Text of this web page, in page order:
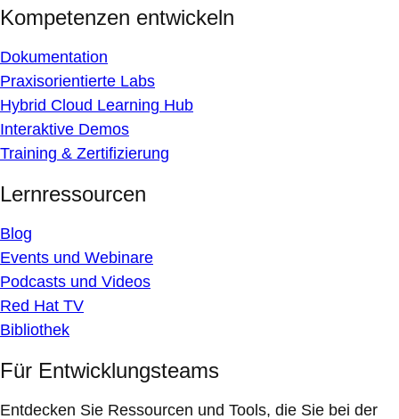
Kompetenzen entwickeln
Dokumentation
Praxisorientierte Labs
Hybrid Cloud Learning Hub
Interaktive Demos
Training & Zertifizierung
Lernressourcen
Blog
Events und Webinare
Podcasts und Videos
Red Hat TV
Bibliothek
Für Entwicklungsteams
Entdecken Sie Ressourcen und Tools, die Sie bei der